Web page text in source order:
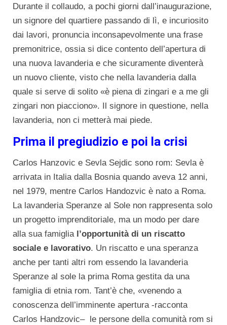
Durante il collaudo, a pochi giorni dall’inaugurazione,
un signore del quartiere passando di lì, e incuriosito
dai lavori, pronuncia inconsapevolmente una frase
premonitrice, ossia si dice contento dell’apertura di
una nuova lavanderia e che sicuramente diventerà
un nuovo cliente, visto che nella lavanderia dalla
quale si serve di solito «è piena di zingari e a me gli
zingari non piacciono». Il signore in questione, nella
lavanderia, non ci metterà mai piede.
Prima il pregiudizio e poi la crisi
Carlos Hanzovic e Sevla Sejdic sono rom: Sevla è
arrivata in Italia dalla Bosnia quando aveva 12 anni,
nel 1979, mentre Carlos Handozvic è nato a Roma.
La lavanderia Speranze al Sole non rappresenta solo
un progetto imprenditoriale, ma un modo per dare
alla sua famiglia l’opportunità di un riscatto
sociale e lavorativo. Un riscatto e una speranza
anche per tanti altri rom essendo la lavanderia
Speranze al sole la prima Roma gestita da una
famiglia di etnia rom. Tant’è che, «venendo a
conoscenza dell’imminente apertura -racconta
Carlos Handzovic– le persone della comunità rom si